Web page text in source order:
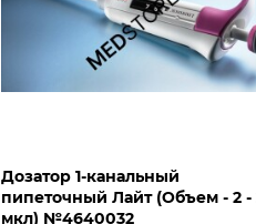
Дозатор 1-канальный
пипеточный Лайт (Объем - 2 -
мкл) №4640032